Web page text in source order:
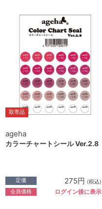
取寄品
ageha
カラーチャートシール Ver.2.8
定価 275円 (税込)
会員価格 ログイン後に表示